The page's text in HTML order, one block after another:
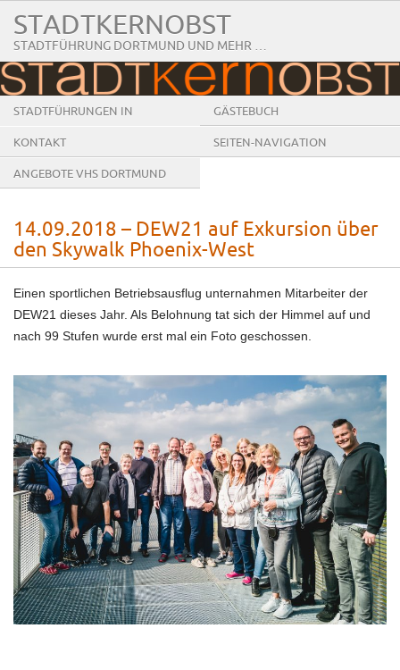
STADTKERNOBST
STADTFÜHRUNG DORTMUND UND MEHR …
STADTFÜHRUNGEN IN
DORTMUND
GÄSTEBUCH
KONTAKT SEITEN-NAVIGATION
ANGEBOTE VHS DORTMUND
14.09.2018 – DEW21 auf Exkursion über
den Skywalk Phoenix-West
Einen sportlichen Betriebsausflug unternahmen Mitarbeiter der
DEW21 dieses Jahr. Als Belohnung tat sich der Himmel auf und
nach 99 Stufen wurde erst mal ein Foto geschossen.